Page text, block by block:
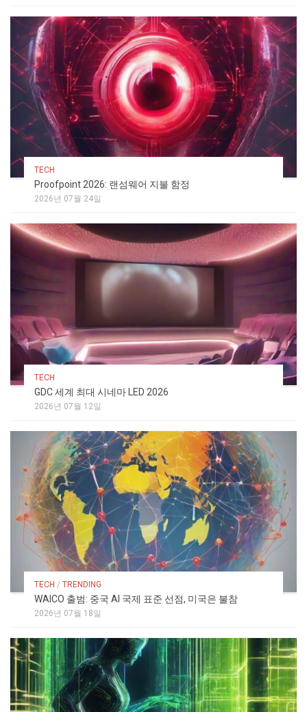
TECH
Proofpoint 2026: 랜섬웨어 지불 함정
2026년 07월 24일
TECH
GDC 세계 최대 시네마 LED 2026
2026년 07월 12일
TECH / TRENDING
WAICO 출범: 중국 AI 국제 표준 선점, 미국은 불참
2026년 07월 18일